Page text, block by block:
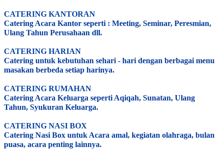
CATERING KANTORAN
Catering Acara Kantor seperti : Meeting, Seminar, Peresmian,
Ulang Tahun Perusahaan dll.
CATERING HARIAN
Catering untuk kebutuhan sehari - hari dengan berbagai menu
masakan berbeda setiap harinya.
CATERING RUMAHAN
Catering Acara Keluarga seperti Aqiqah, Sunatan, Ulang
Tahun, Syukuran Keluarga.
CATERING NASI BOX
Catering Nasi Box untuk Acara amal, kegiatan olahraga, bulan
puasa, acara penting lainnya.